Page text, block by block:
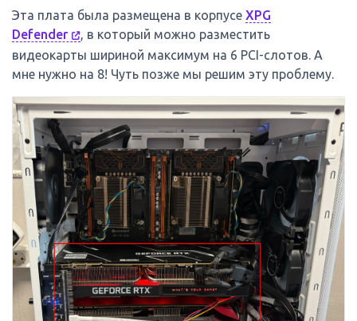
Эта плата была размещена в корпусе XPG
Defender
, в который можно разместить
видеокарты шириной максимум на 6 PCI-слотов. А
мне нужно на 8! Чуть позже мы решим эту проблему.